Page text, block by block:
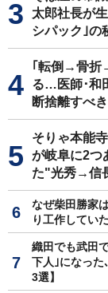
太郎社長が
シパック｣の
｢転倒→骨折
る…医師･和
断捨離すべ
そりゃ本能
が岐阜に2つ
た"光秀→信
なぜ柴田勝家
り工作してい
織田でも武田
下人｣になった
3選】